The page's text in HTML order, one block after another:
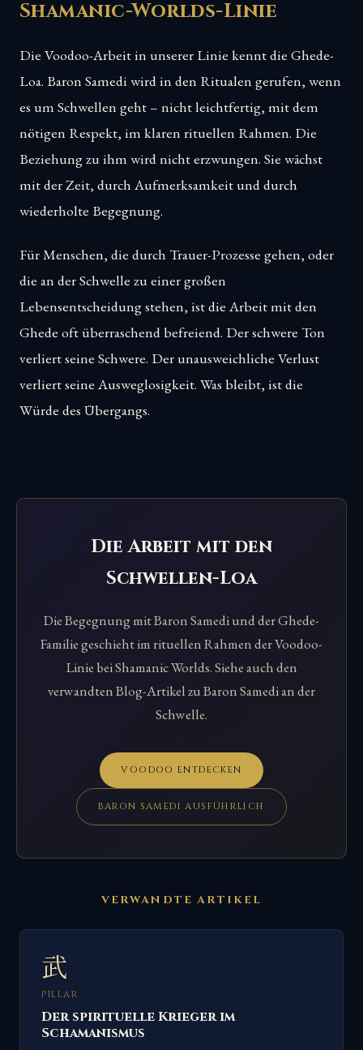
Shamanic-Worlds-Linie
Die Voodoo-Arbeit in unserer Linie kennt die Ghede-
Loa. Baron Samedi wird in den Ritualen gerufen, wenn
es um Schwellen geht – nicht leichtfertig, mit dem
nötigen Respekt, im klaren rituellen Rahmen. Die
Beziehung zu ihm wird nicht erzwungen. Sie wächst
mit der Zeit, durch Aufmerksamkeit und durch
wiederholte Begegnung.
Für Menschen, die durch Trauer-Prozesse gehen, oder
die an der Schwelle zu einer großen
Lebensentscheidung stehen, ist die Arbeit mit den
Ghede oft überraschend befreiend. Der schwere Ton
verliert seine Schwere. Der unausweichliche Verlust
verliert seine Ausweglosigkeit. Was bleibt, ist die
Würde des Übergangs.
Die Arbeit mit den
Schwellen-Loa
Die Begegnung mit Baron Samedi und der Ghede-
Familie geschieht im rituellen Rahmen der Voodoo-
Linie bei Shamanic Worlds. Siehe auch den
verwandten Blog-Artikel zu Baron Samedi an der
Schwelle.
VOODOO ENTDECKEN
BARON SAMEDI AUSFÜHRLICH
VERWANDTE ARTIKEL
武
PILLAR
Der spirituelle Krieger im
Schamanismus